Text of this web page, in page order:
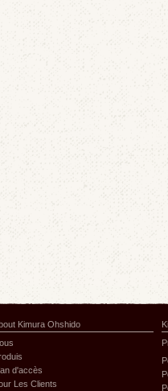
Kimura Ohshido
d'accès
Les Clients